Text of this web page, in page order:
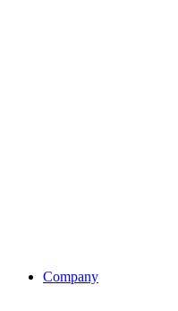
Company